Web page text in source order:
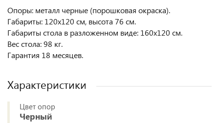
Опоры: металл черные (порошковая окраска).
Габариты: 120х120 см, высота 76 см.
Габариты стола в разложенном виде: 160х120 см.
Вес стола: 98 кг.
Гарантия 18 месяцев.
Характеристики
Цвет опор
Черный